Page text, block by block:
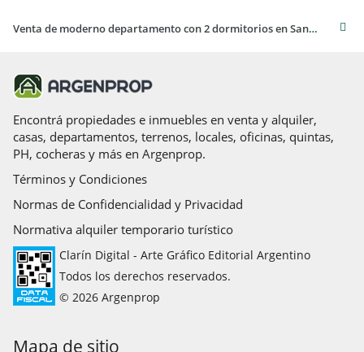
Venta de moderno departamento con 2 dormitorios en San Bernardo del Tuyú
Encontrá propiedades e inmuebles en venta y alquiler,
casas, departamentos, terrenos, locales, oficinas, quintas,
PH, cocheras y más en Argenprop.
Términos y Condiciones
Normas de Confidencialidad y Privacidad
Normativa alquiler temporario turístico
Clarín Digital - Arte Gráfico Editorial Argentino
Todos los derechos reservados.
© 2026 Argenprop
Mapa de sitio